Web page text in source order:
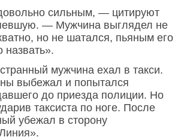
сильным, — цитируют
— Мужчина выглядел не
но не шатался, пьяным его
назвать».
мужчина ехал в такси.
выбежал и попытался
до приезда полиции. Но
таксиста по ноге. После
убежал в сторону